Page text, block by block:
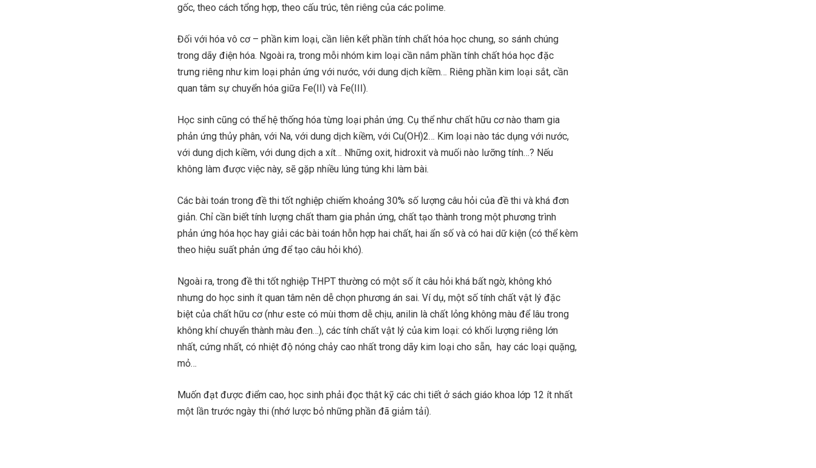
gốc, theo cách tổng hợp, theo cấu trúc, tên riêng của các polime.
Đối với hóa vô cơ – phần kim loại, cần liên kết phần tính chất hóa học chung, so sánh chúng
trong dãy điện hóa. Ngoài ra, trong mỗi nhóm kim loại cần nắm phần tính chất hóa học đặc
trưng riêng như kim loại phản ứng với nước, với dung dịch kiềm… Riêng phần kim loại sắt, cần
quan tâm sự chuyển hóa giữa Fe(II) và Fe(III).
Học sinh cũng có thể hệ thống hóa từng loại phản ứng. Cụ thể như chất hữu cơ nào tham gia
phản ứng thủy phân, với Na, với dung dịch kiềm, với Cu(OH)2… Kim loại nào tác dụng với nước,
với dung dịch kiềm, với dung dịch a xít… Những oxit, hidroxit và muối nào lưỡng tính…? Nếu
không làm được việc này, sẽ gặp nhiều lúng túng khi làm bài.
Các bài toán trong đề thi tốt nghiệp chiếm khoảng 30% số lượng câu hỏi của đề thi và khá đơn
giản. Chỉ cần biết tính lượng chất tham gia phản ứng, chất tạo thành trong một phương trình
phản ứng hóa học hay giải các bài toán hỗn hợp hai chất, hai ẩn số và có hai dữ kiện (có thể kèm
theo hiệu suất phản ứng để tạo câu hỏi khó).
Ngoài ra, trong đề thi tốt nghiệp THPT thường có một số ít câu hỏi khá bất ngờ, không khó
nhưng do học sinh ít quan tâm nên dễ chọn phương án sai. Ví dụ, một số tính chất vật lý đặc
biệt của chất hữu cơ (như este có mùi thơm dễ chịu, anilin là chất lỏng không màu để lâu trong
không khí chuyển thành màu đen…), các tính chất vật lý của kim loại: có khối lượng riêng lớn
nhất, cứng nhất, có nhiệt độ nóng chảy cao nhất trong dãy kim loại cho sẵn, hay các loại quặng,
mỏ…
Muốn đạt được điểm cao, học sinh phải đọc thật kỹ các chi tiết ở sách giáo khoa lớp 12 ít nhất
một lần trước ngày thi (nhớ lược bỏ những phần đã giảm tải).